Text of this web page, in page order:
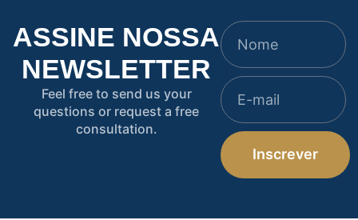
ASSINE NOSSA
NEWSLETTER
Feel free to send us your
questions or request a free
consultation.
Inscrever